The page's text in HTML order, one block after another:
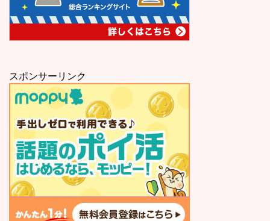
スポンサーリンク